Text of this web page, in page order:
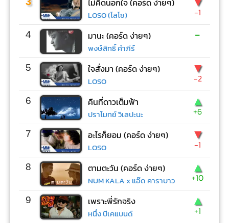
ไม่คิดนอกใจ (คอร์ด ง่ายๆ)
LOSO (โลโซ) -1
4 มานะ (คอร์ด ง่ายๆ)
พงษ์สิทธิ์ คำภีร์
-
5 ใจสั่งมา (คอร์ด ง่ายๆ)
LOSO
▼
-2
6 คืนที่ดาวเต็มฟ้า
ปราโมทย์ วิเลปะนะ
▲
+6
7 อะไรก็ยอม (คอร์ด ง่ายๆ)
LOSO
▼
-1
8 ตามตะวัน (คอร์ด ง่ายๆ)
NUM KALA x แอ๊ด คาราบาว
▲
+10
9 เพราะพี่รักจริง
หนึ่ง บีเคแบนด์
▲
+1